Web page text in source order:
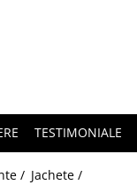
TESTIMONIALE
/ Jachete /